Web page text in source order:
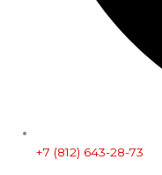
+7 (812) 643-28-73